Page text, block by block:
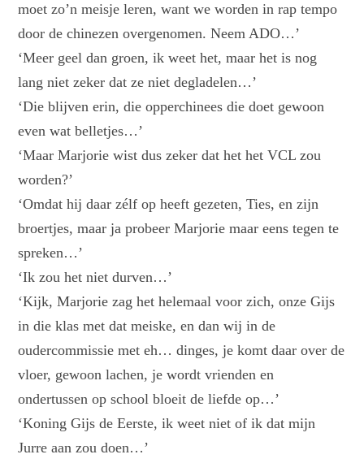
moet zo’n meisje leren, want we worden in rap tempo
door de chinezen overgenomen. Neem ADO…’
‘Meer geel dan groen, ik weet het, maar het is nog
lang niet zeker dat ze niet degladelen…’
‘Die blijven erin, die opperchinees die doet gewoon
even wat belletjes…’
‘Maar Marjorie wist dus zeker dat het het VCL zou
worden?’
‘Omdat hij daar zélf op heeft gezeten, Ties, en zijn
broertjes, maar ja probeer Marjorie maar eens tegen te
spreken…’
‘Ik zou het niet durven…’
‘Kijk, Marjorie zag het helemaal voor zich, onze Gijs
in die klas met dat meiske, en dan wij in de
oudercommissie met eh… dinges, je komt daar over de
vloer, gewoon lachen, je wordt vrienden en
ondertussen op school bloeit de liefde op…’
‘Koning Gijs de Eerste, ik weet niet of ik dat mijn
Jurre aan zou doen…’